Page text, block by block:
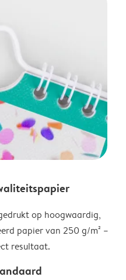
op hoogwaardig,
papier van 250 g/m² –
resultaat.